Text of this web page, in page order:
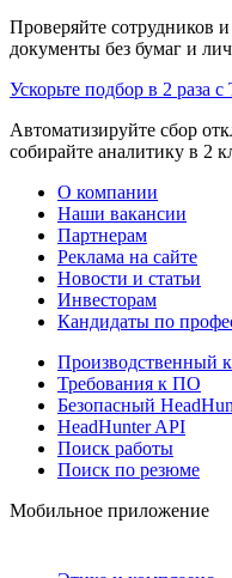
Проверяйте сотрудников
документы без бумаг и
Ускорьте подбор в 2 раза с
Автоматизируйте сбор
собирайте аналитику в 2
О компании
Наши вакансии
Партнерам
Реклама на сайте
Новости и статьи
Инвесторам
Кандидаты по
Производственный
Требования к ПО
Безопасный
HeadHunter API
Поиск работы
Поиск по резюме
Мобильное приложение